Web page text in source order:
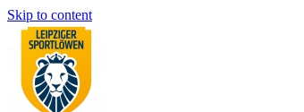
Skip to content